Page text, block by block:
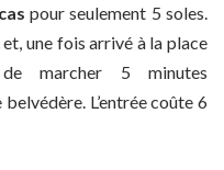
pour seulement 5 soles.
une fois arrivé à la place
marcher 5 minutes
L’entrée coûte 6